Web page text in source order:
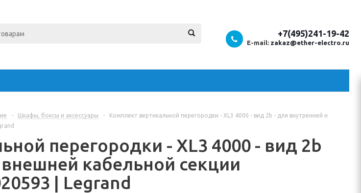
+7(495)241-19-42
E-mail: zakaz@ether-electro.ru
- Шкафы, боксы и аксессуары -
Комплект вертикальной перегородки - XL3 4000 - вид 2b - для внутренней и
перегородки - XL3 4000 - вид 2b
кабельной секции
| Legrand